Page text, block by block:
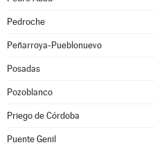
Pedroche
Peñarroya-Pueblonuevo
Posadas
Pozoblanco
Priego de Córdoba
Puente Genil